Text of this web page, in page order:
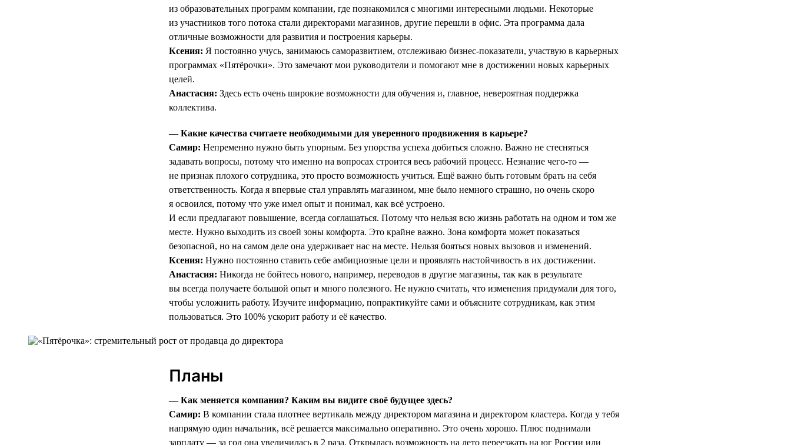
из образовательных программ компании, где познакомился с многими интересными людьми. Некоторые
из участников того потока стали директорами магазинов, другие перешли в офис. Эта программа дала
отличные возможности для развития и построения карьеры.
Ксения: Я постоянно учусь, занимаюсь саморазвитием, отслеживаю бизнес-показатели, участвую в карьерных
программах «Пятёрочки». Это замечают мои руководители и помогают мне в достижении новых карьерных
целей.
Анастасия: Здесь есть очень широкие возможности для обучения и, главное, невероятная поддержка
коллектива.
— Какие качества считаете необходимыми для уверенного продвижения в карьере?
Самир: Непременно нужно быть упорным. Без упорства успеха добиться сложно. Важно не стесняться
задавать вопросы, потому что именно на вопросах строится весь рабочий процесс. Незнание чего-то —
не признак плохого сотрудника, это просто возможность учиться. Ещё важно быть готовым брать на себя
ответственность. Когда я впервые стал управлять магазином, мне было немного страшно, но очень скоро
я освоился, потому что уже имел опыт и понимал, как всё устроено.
И если предлагают повышение, всегда соглашаться. Потому что нельзя всю жизнь работать на одном и том же
месте. Нужно выходить из своей зоны комфорта. Это крайне важно. Зона комфорта может показаться
безопасной, но на самом деле она удерживает нас на месте. Нельзя бояться новых вызовов и изменений.
Ксения: Нужно постоянно ставить себе амбициозные цели и проявлять настойчивость в их достижении.
Анастасия: Никогда не бойтесь нового, например, переводов в другие магазины, так как в результате
вы всегда получаете большой опыт и много полезного. Не нужно считать, что изменения придумали для того,
чтобы усложнить работу. Изучите информацию, попрактикуйте сами и объясните сотрудникам, как этим
пользоваться. Это 100% ускорит работу и её качество.
Планы
— Как меняется компания? Каким вы видите своё будущее здесь?
Самир: В компании стала плотнее вертикаль между директором магазина и директором кластера. Когда у тебя
напрямую один начальник, всё решается максимально оперативно. Это очень хорошо. Плюс поднимали
зарплату — за год она увеличилась в 2 раза. Открылась возможность на лето переезжать на юг России или